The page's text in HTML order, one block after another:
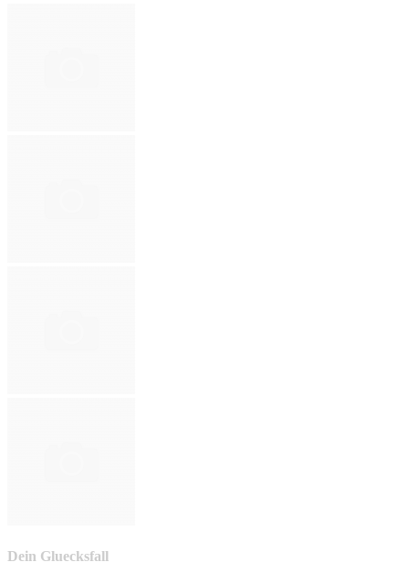
Dein Gluecksfall